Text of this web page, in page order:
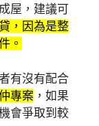
屋，建議可
，因為是整
。
有沒有配合
專案 ，如果
會爭取到較